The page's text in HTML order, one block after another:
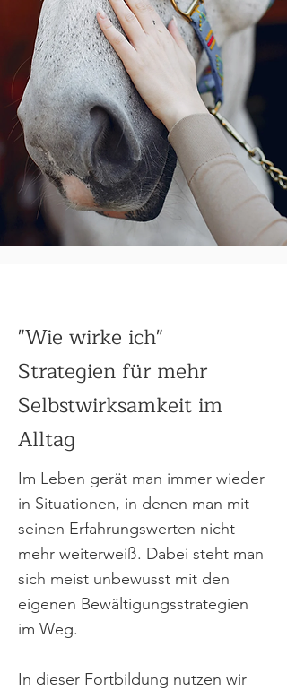
"Wie wirke ich"
Strategien für mehr
Selbstwirksamkeit im
Alltag
Im Leben gerät man immer wieder
in Situationen, in denen man mit
seinen Erfahrungswerten nicht
mehr weiterweiß. Dabei steht man
sich meist unbewusst mit den
eigenen Bewältigungsstrategien
im Weg.
In dieser Fortbildung nutzen wir